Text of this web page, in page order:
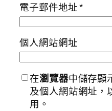
電子郵件地址*
個人網站網址
在瀏覽器中儲存顯
及個人網站網址，
用。